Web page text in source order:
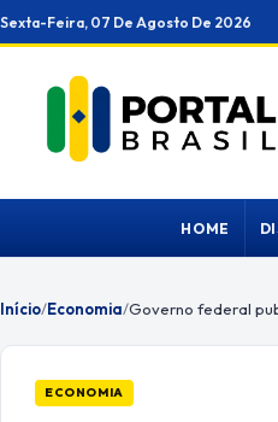
Ir
para
conteúdo
Sexta-Feira, 07 De Agosto De 2026
HOME
Início/Economia/
ECONOMIA